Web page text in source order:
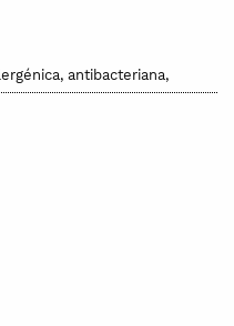
antibacteriana,
durabilidad y, en el